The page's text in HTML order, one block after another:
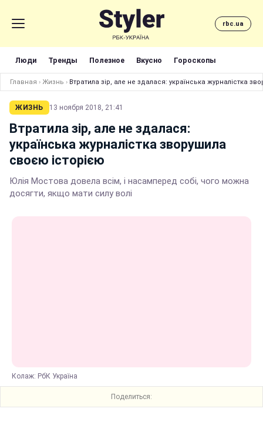
rbc.ua
Люди Тренды Полезное Вкусно Гороскопы
Главная › Жизнь › Втратила зір, але не здалася: українська журналістка
ЖИЗНЬ 13 ноября 2018, 21:41
Втратила зір, але не здалася:
українська журналістка зворушила
своєю історією
Юлія Мостова довела всім, і насамперед собі, чого можна
досягти, якщо мати силу волі
Колаж: РбК Україна
Поделиться: